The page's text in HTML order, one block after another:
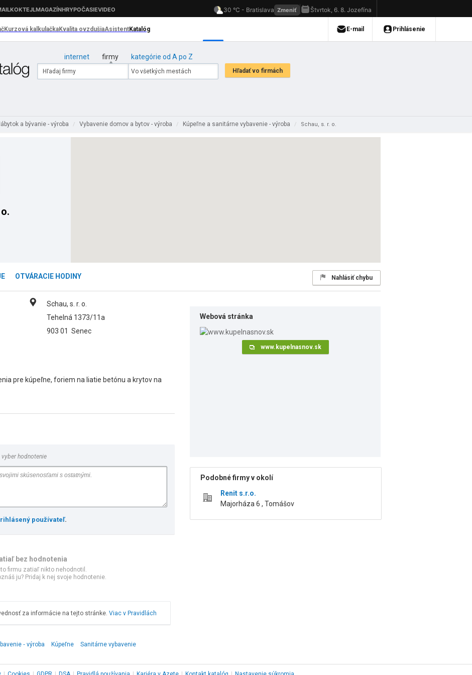
internet firmy kategórie od A po Z
a bývanie - výroba / Vybavenie domov a bytov - výroba / Kúpeľne a sanitárne vybavenie - výroba / Schau, s. r. o.
OTVÁRACIE HODINY Nahlásiť chybu
Schau, s. r. o.
Tehelná 1373/11a
903 01 Senec
pre kúpeľne, foriem na liatie betónu a krytov na
vyber hodnotenie
používateľ.
bez hodnotenia
firmu zatiaľ nikto nehodnotil.
ju? Pridaj k nej svoje hodnotenie.
za informácie na tejto stránke. Viac v Pravidlách
Webová stránka
www.kupelnasnov.sk
Podobné firmy v okolí
Renit s.r.o.
Majorháza 6 , Tomášov
‑ výroba Kúpeľne Sanitárne vybavenie